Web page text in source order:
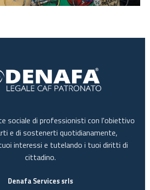
sociale di professionisti con l'obiettivo
e di sostenerti quotidianamente,
interessi e tutelando i tuoi diritti di
cittadino.
Denafa Services srls